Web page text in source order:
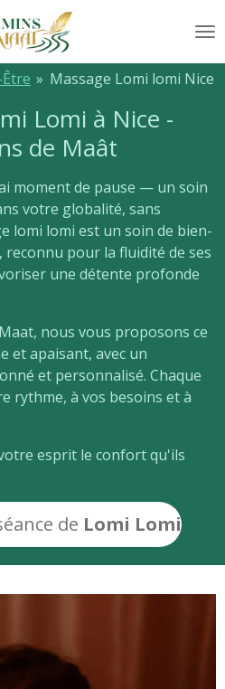
» Massage Lomi lomi Nice
Lomi à Nice -
de Maât
moment de pause — un soin
votre globalité, sans
lomi lomi est un soin de bien-
pour la fluidité de ses
une détente profonde
nous vous proposons ce
et apaisant, avec un
et personnalisé. Chaque
rythme, à vos besoins et à
esprit le confort qu'ils
de Lomi Lomi